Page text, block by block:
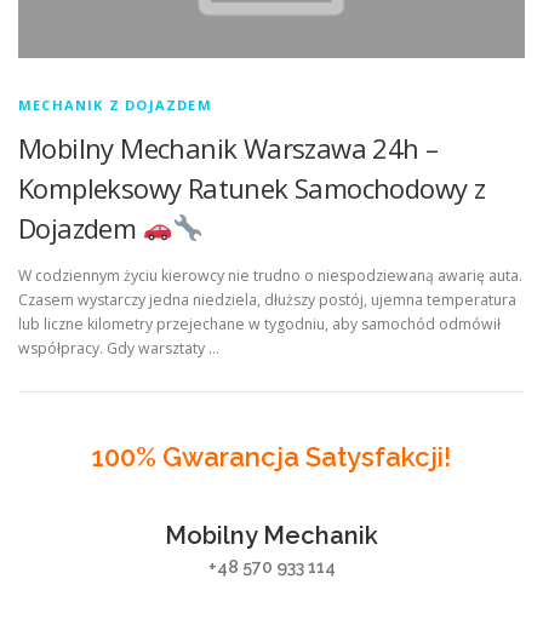
MECHANIK Z DOJAZDEM
Mobilny Mechanik Warszawa 24h –
Kompleksowy Ratunek Samochodowy z
Dojazdem
W codziennym życiu kierowcy nie trudno o niespodziewaną awarię auta.
Czasem wystarczy jedna niedziela, dłuższy postój, ujemna temperatura
lub liczne kilometry przejechane w tygodniu, aby samochód odmówił
współpracy. Gdy warsztaty …
100% Gwarancja Satysfakcji!
Mobilny Mechanik
+48 570 933 114